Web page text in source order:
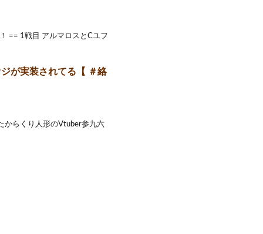
== 1戦目 アルマロスとCユフ
が実装されてる【 ＃絡
からくり人形のVtuber参九六